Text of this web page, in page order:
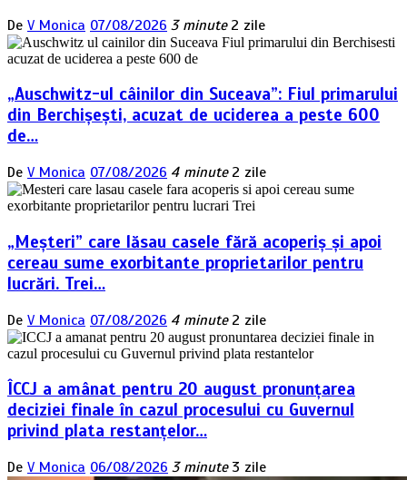
De V Monica 07/08/2026 3 minute 2 zile
„Auschwitz-ul câinilor din Suceava”: Fiul primarului
din Berchișești, acuzat de uciderea a peste 600
de…
De V Monica 07/08/2026 4 minute 2 zile
„Meșteri” care lăsau casele fără acoperiș și apoi
cereau sume exorbitante proprietarilor pentru
lucrări. Trei…
De V Monica 07/08/2026 4 minute 2 zile
ÎCCJ a amânat pentru 20 august pronunțarea
deciziei finale în cazul procesului cu Guvernul
privind plata restanțelor…
De V Monica 06/08/2026 3 minute 3 zile